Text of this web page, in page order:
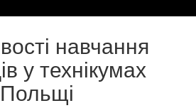
навчання
у технікумах
Польщі